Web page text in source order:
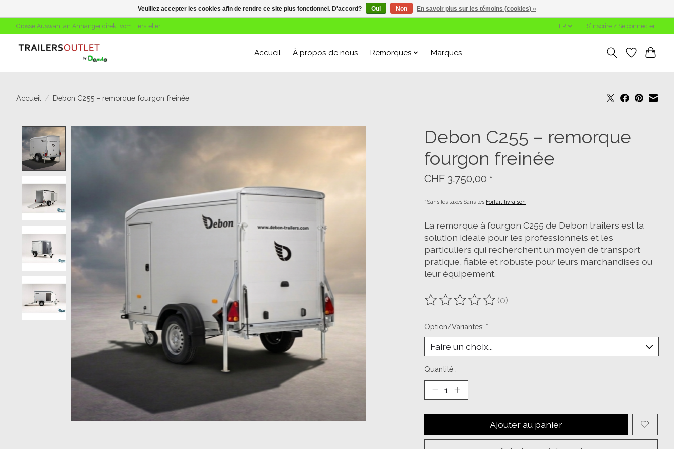
Grosse Auswahl an Anhänger direkt vom Hersteller! FR S’inscrire / Se connecter
Accueil À propos de nous Remorques Marques
Accueil / Debon C255 – remorque fourgon freinée
Product image slideshow Items
Debon C255 – remorque
fourgon freinée
CHF 3.750,00 *
* Sans les taxes Sans les Forfait livraison
La remorque à fourgon C255 de Debon trailers est la
solution idéale pour les professionnels et les
particuliers qui recherchent un moyen de transport
pratique, fiable et robuste pour leurs marchandises ou
leur équipement.
Ce produit est évalué à
(0)
Option/Variantes: *
Quantité :
Ajouter au panier
Veuillez accepter les cookies afin de rendre ce site plus fonctionnel. D'accord? Oui Non En savoir plus sur les témoins (cookies) »